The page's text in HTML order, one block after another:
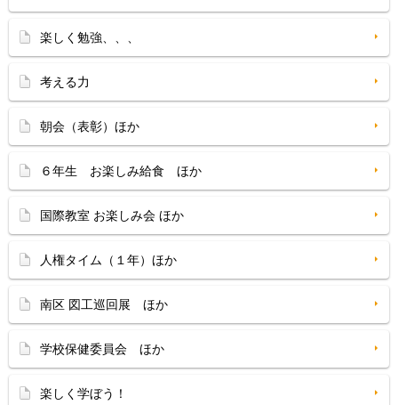
楽しく勉強、、、
考える力
朝会（表彰）ほか
６年生 お楽しみ給食 ほか
国際教室 お楽しみ会 ほか
人権タイム（１年）ほか
南区 図工巡回展 ほか
学校保健委員会 ほか
楽しく学ぼう！